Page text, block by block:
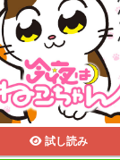
試し読み